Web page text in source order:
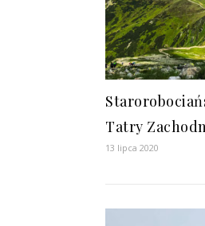
Tatry
13 lipca 2020